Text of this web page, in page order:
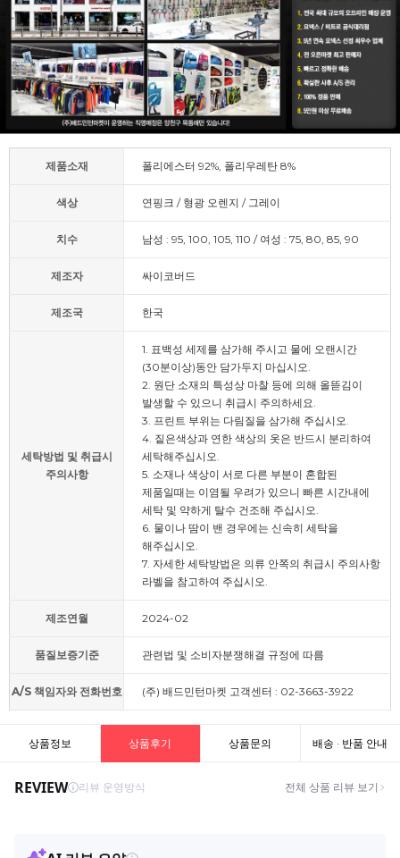
제품소재 폴리에스터 92%, 폴리우레탄 8%
색상 연핑크 / 형광 오렌지 / 그레이
치수 남성 : 95, 100, 105, 110 / 여성 : 75, 80, 85, 90
제조자 싸이코버드
제조국 한국
세탁방법 및 취급시
주의사항
1. 표백성 세제를 삼가해 주시고 물에 오랜시간
(30분이상)동안 담가두지 마십시오.
2. 원단 소재의 특성상 마찰 등에 의해 올뜯김이
발생할 수 있으니 취급시 주의하세요.
3. 프린트 부위는 다림질을 삼가해 주십시오.
4. 짙은색상과 연한 색상의 옷은 반드시 분리하여
세탁해주십시오.
5. 소재나 색상이 서로 다른 부분이 혼합된
제품일때는 이염될 우려가 있으니 빠른 시간내에
세탁 및 약하게 탈수 건조해 주십시오.
6. 물이나 땀이 밴 경우에는 신속히 세탁을
해주십시오.
7. 자세한 세탁방법은 의류 안쪽의 취급시 주의사항
라벨을 참고하여 주십시오.
제조연월 2024-02
품질보증기준 관련법 및 소비자분쟁해결 규정에 따름
A/S 책임자와 전화번호 (주) 배드민턴마켓 고객센터 : 02-3663-3922
상품정보 상품후기 상품문의 배송 · 반품 안내